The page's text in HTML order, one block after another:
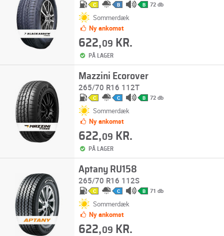
C B B 72 db
Sommerdæk
Ny ankomst
622,09 KR.
PÅ LAGER
Mazzini Ecorover
265/70 R16 112T
C C B 72 db
Sommerdæk
Ny ankomst
622,09 KR.
PÅ LAGER
Aptany RU158
265/70 R16 112S
C C B 71 db
Sommerdæk
Ny ankomst
622,09 KR.